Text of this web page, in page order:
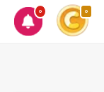
0 0